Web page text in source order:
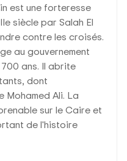
est une forteresse
siècle par Salah El
contre les croisés.
au gouvernement
ans. Il abrite
dont
Mohamed Ali. La
sur le Caire et
de l'histoire